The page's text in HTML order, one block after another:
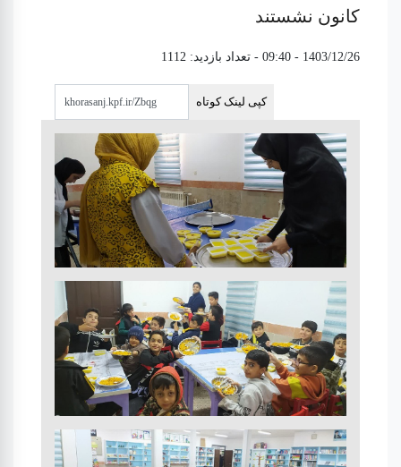
کانون نشستند
1403/12/26 - 09:40 - تعداد بازدید: 1112
کپی لینک کوتاه